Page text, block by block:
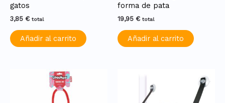
gatos
3,85 € total
Añadir al carrito
forma de pata
19,95 € total
Añadir al carrito